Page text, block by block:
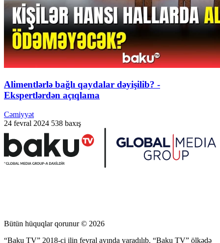
Alimentlərlə bağlı qaydalar dəyişilib? -
Ekspertlərdən açıqlama
Cəmiyyət
24 fevral 2024 538 baxış
Bütün hüquqlar qorunur © 2026
“Baku TV” 2018-ci ilin fevral ayında yaradılıb. “Baku TV” ölkədə